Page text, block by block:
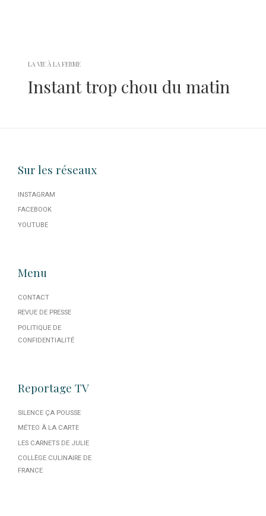
LA VIE À LA FERME
Instant trop chou du matin
Sur les réseaux
INSTAGRAM
FACEBOOK
YOUTUBE
Menu
CONTACT
REVUE DE PRESSE
POLITIQUE DE
CONFIDENTIALITÉ
Reportage TV
SILENCE ÇA POUSSE
MÉTEO À LA CARTE
LES CARNETS DE JULIE
COLLÈGE CULINAIRE DE
FRANCE